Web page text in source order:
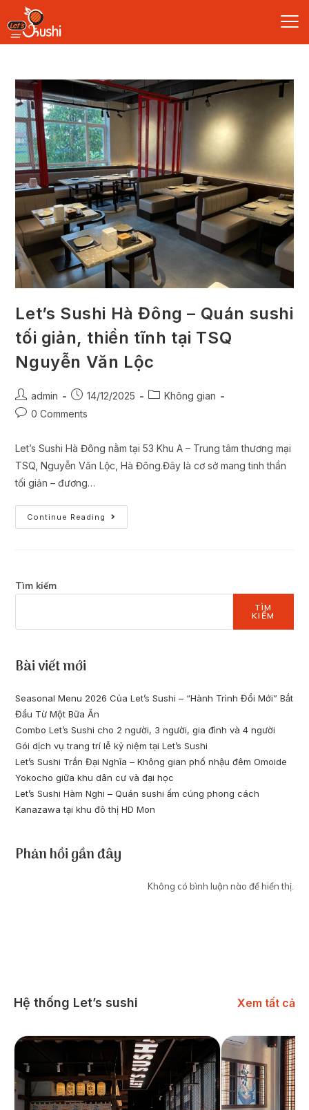
Let’s Sushi Hà Đông – Quán sushi
tối giản, thiền tĩnh tại TSQ
Nguyễn Văn Lộc
admin 14/12/2025
Không gian
0 Comments
Let’s Sushi Hà Đông nằm tại 53 Khu A – Trung tâm thương mại
TSQ, Nguyễn Văn Lộc, Hà Đông.Đây là cơ sở mang tinh thần
tối giản – đương…
Continue Reading
Tìm kiếm
TÌM
KIẾM
Bài viết mới
Seasonal Menu 2026 Của Let’s Sushi – “Hành Trình Đổi Mới” Bắt
Đầu Từ Một Bữa Ăn
Combo Let’s Sushi cho 2 người, 3 người, gia đình và 4 người
Gói dịch vụ trang trí lễ kỷ niệm tại Let’s Sushi
Let’s Sushi Trần Đại Nghĩa – Không gian phố nhậu đêm Omoide
Yokocho giữa khu dân cư và đại học
Let’s Sushi Hàm Nghi – Quán sushi ấm cúng phong cách
Kanazawa tại khu đô thị HD Mon
Phản hồi gần đây
Không có bình luận nào để hiển thị.
Hệ thống Let’s sushi Xem tất cả